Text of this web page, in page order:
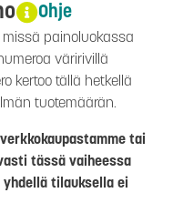
Ohje
painoluokassa
väririvillä
kertoo tällä hetkellä
tuotemäärän.
tai
tässä vaiheessa
tilauksella ei